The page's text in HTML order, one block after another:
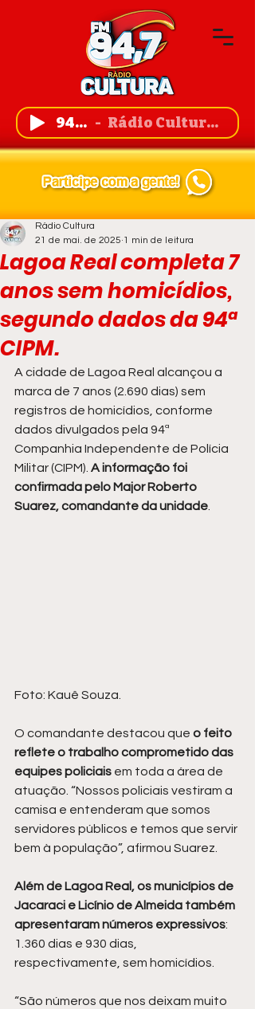
94,7 FM Rádio Cultura de Guanambi
Lagoa Real completa 7
anos sem homicídios,
segundo dados da 94ª
CIPM.
Rádio Cultura
21 de mai. de 2025 1 min de leitura
A cidade de Lagoa Real alcançou a
marca de 7 anos (2.690 dias) sem
registros de homicídios, conforme
dados divulgados pela 94ª
Companhia Independente de Polícia
Militar (CIPM). A informação foi
confirmada pelo Major Roberto
Suarez, comandante da unidade
Foto: Kauê Souza.
O comandante destacou que o feito
reflete o trabalho comprometido das
equipes policiais em toda a área de
atuação. “Nossos policiais vestiram a
camisa e entenderam que somos
servidores públicos e temos que servir
bem à população”, afirmou Suarez.
Além de Lagoa Real, os municípios de
Jacaraci e Licínio de Almeida também
apresentaram números expressivos:
1.360 dias e 930 dias,
respectivamente, sem homicídios.
“São números que nos deixam muito